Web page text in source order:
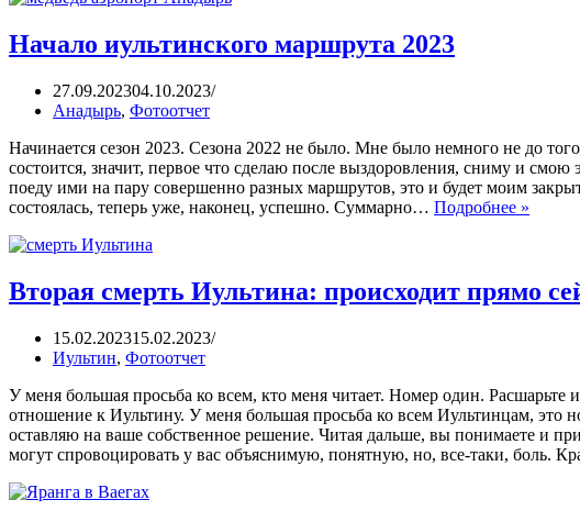
Начало иультинского маршрута 2023
27.09.202304.10.2023
Анадырь, Фотоотчет
Начинается сезон 2023. Сезона 2022 не было. Мне было немного не до
состоится, значит, первое что сделаю после выздоровления, сниму и
поеду ими на пару совершенно разных маршрутов, это и будет моим
состоялась, теперь уже, наконец, успешно. Суммарно… Подробнее »
Вторая смерть Иультина: происходит прямо
15.02.202315.02.2023
Иультин, Фотоотчет
У меня большая просьба ко всем, кто меня читает. Номер один. Расшарьте
отношение к Иультину. У меня большая просьба ко всем Иультинцам, это
оставляю на ваше собственное решение. Читая дальше, вы понимаете и
могут спровоцировать у вас объяснимую, понятную, но, все-таки, боль.